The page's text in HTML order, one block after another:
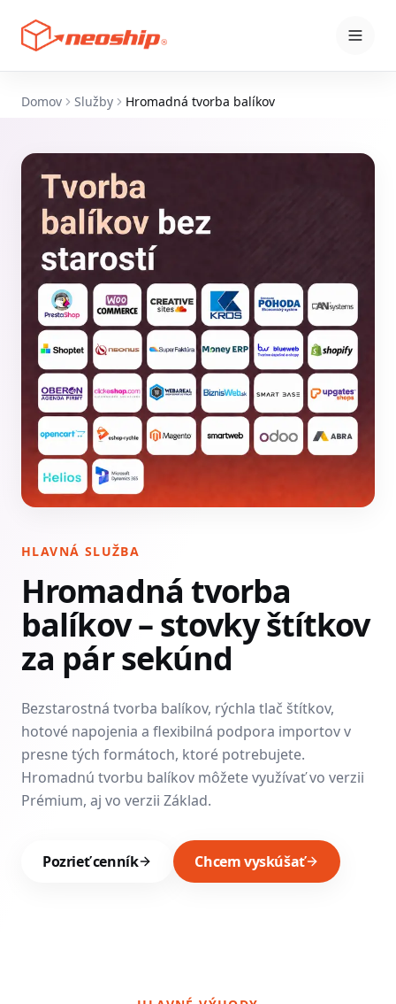
Domov Služby Hromadná tvorba balíkov
HLAVNÁ SLUŽBA
Hromadná tvorba
balíkov – stovky štítkov
za pár sekúnd
Bezstarostná tvorba balíkov, rýchla tlač štítkov,
hotové napojenia a flexibilná podpora importov v
presne tých formátoch, ktoré potrebujete.
Hromadnú tvorbu balíkov môžete využívať vo verzii
Prémium, aj vo verzii Základ.
Pozrieť cenník Chcem vyskúšať